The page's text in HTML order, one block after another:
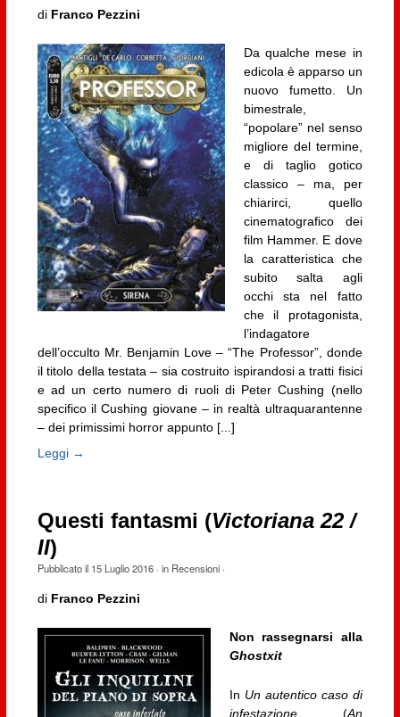
di Franco Pezzini
Da qualche mese in
edicola è apparso un
nuovo fumetto. Un
bimestrale,
“popolare” nel senso
migliore del termine,
e di taglio gotico
classico – ma, per
chiarirci, quello
cinematografico dei
film Hammer. E dove
la caratteristica che
subito salta agli
occhi sta nel fatto
che il protagonista,
l’indagatore
dell’occulto Mr. Benjamin Love – “The Professor”, donde
il titolo della testata – sia costruito ispirandosi a tratti fisici
e ad un certo numero di ruoli di Peter Cushing (nello
specifico il Cushing giovane – in realtà ultraquarantenne
– dei primissimi horror appunto [...]
Leggi →
Questi fantasmi (Victoriana 22 /
II)
Pubblicato il 15 Luglio 2016· in Recensioni·
di Franco Pezzini
Non rassegnarsi alla
Ghostxit
In Un autentico caso di
infestazione(An